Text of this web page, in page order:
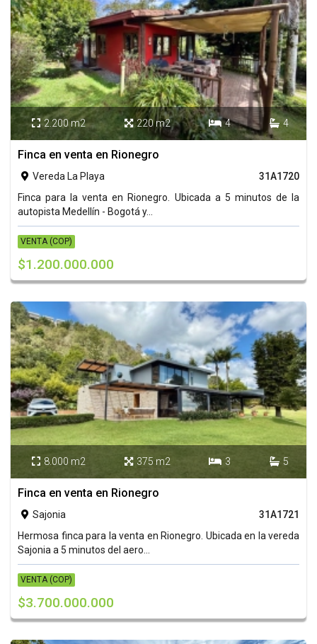
 2.200 m2  220 m2  4  4
Finca en venta en Rionegro
 Vereda La Playa
31A1720
Finca para la venta en Rionegro. Ubicada a 5 minutos de la
autopista Medellín - Bogotá y...
VENTA (COP)
$1.200.000.000
 8.000 m2  375 m2  3  5
Finca en venta en Rionegro
 Sajonia
31A1721
Hermosa finca para la venta en Rionegro. Ubicada en la vereda
Sajonia a 5 minutos del aero...
VENTA (COP)
$3.700.000.000